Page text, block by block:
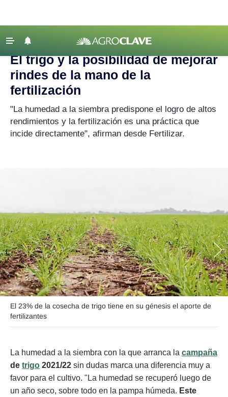
Agricultura
Ganadería
Lechería
Tecnología
Maquinaria agrícola
Mercados
Seguinos
‹ VOLVER
Agroclave
El trigo y la posibilidad de mejorar
rindes de la mano de la
fertilización
"La humedad a la siembra predispone el logro de altos
rendimientos y la fertilización es una práctica que
incide directamente", afirman desde Fertilizar.
El 23% de la cosecha de trigo tiene en su génesis el aporte de
fertilizantes
La humedad a la siembra con la que arranca la campaña
de trigo 2021/22 sin dudas marca una diferencia muy a
favor para el cultivo. "La humedad se recuperó luego de
un año seco, sobre todo en la pampa húmeda. Este